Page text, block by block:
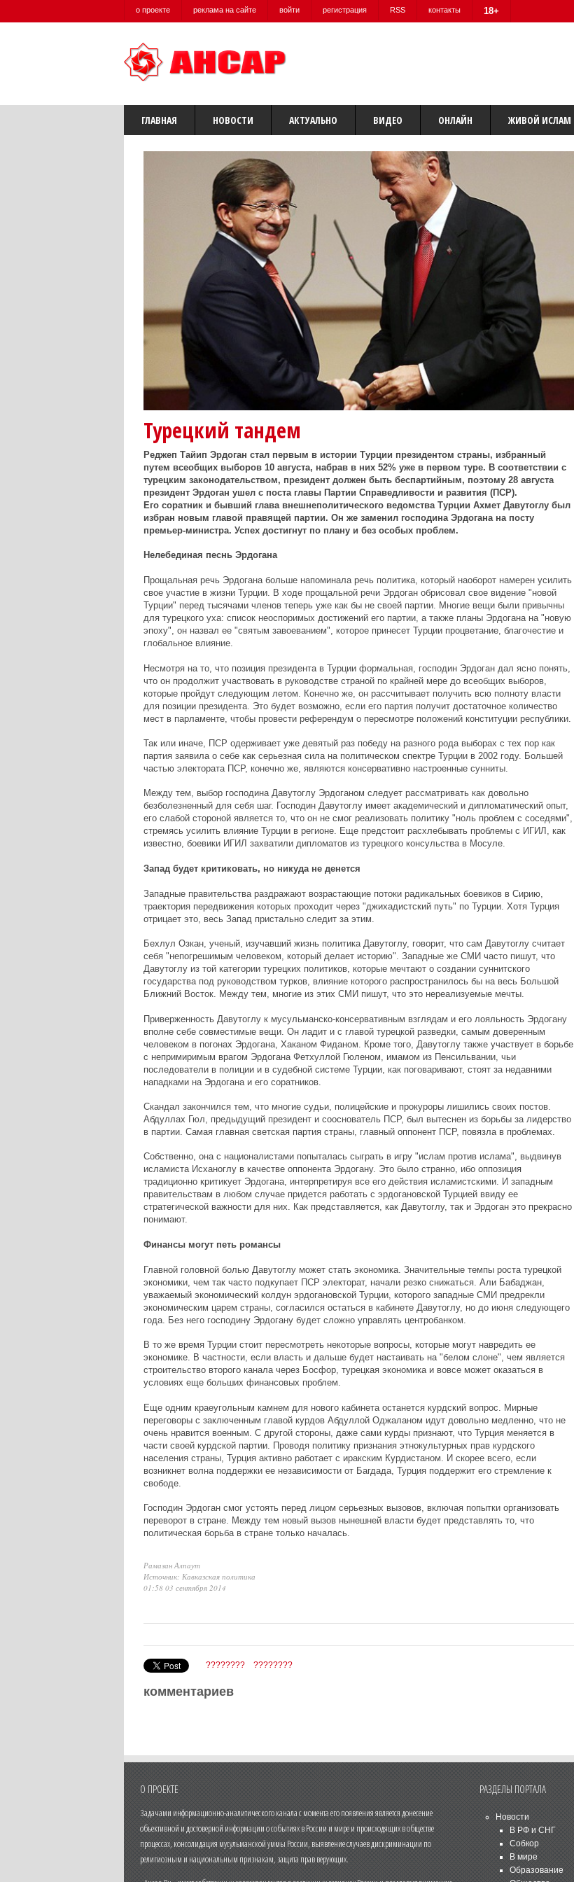
о проекте реклама на сайте войти регистрация RSS контакты 18+
ГЛАВНАЯ НОВОСТИ АКТУАЛЬНО ВИДЕО ОНЛАЙН ЖИВОЙ ИСЛАМ
Турецкий тандем
Реджеп Тайип Эрдоган стал первым в истории Турции президентом страны, избранный
путем всеобщих выборов 10 августа, набрав в них 52% уже в первом туре. В соответствии с
турецким законодательством, президент должен быть беспартийным, поэтому 28 августа
президент Эрдоган ушел с поста главы Партии Справедливости и развития (ПСР).
Его соратник и бывший глава внешнеполитического ведомства Турции Ахмет Давутоглу был
избран новым главой правящей партии. Он же заменил господина Эрдогана на посту
премьер-министра. Успех достигнут по плану и без особых проблем.
Нелебединая песнь Эрдогана
Прощальная речь Эрдогана больше напоминала речь политика, который наоборот намерен усилить
свое участие в жизни Турции. В ходе прощальной речи Эрдоган обрисовал свое видение "новой
Турции" перед тысячами членов теперь уже как бы не своей партии. Многие вещи были привычны
для турецкого уха: список неоспоримых достижений его партии, а также планы Эрдогана на "новую
эпоху", он назвал ее "святым завоеванием", которое принесет Турции процветание, благочестие и
глобальное влияние.
Несмотря на то, что позиция президента в Турции формальная, господин Эрдоган дал ясно понять,
что он продолжит участвовать в руководстве страной по крайней мере до всеобщих выборов,
которые пройдут следующим летом. Конечно же, он рассчитывает получить всю полноту власти
для позиции президента. Это будет возможно, если его партия получит достаточное количество
мест в парламенте, чтобы провести референдум о пересмотре положений конституции республики.
Так или иначе, ПСР одерживает уже девятый раз победу на разного рода выборах с тех пор как
партия заявила о себе как серьезная сила на политическом спектре Турции в 2002 году. Большей
частью электората ПСР, конечно же, являются консервативно настроенные сунниты.
Между тем, выбор господина Давутоглу Эрдоганом следует рассматривать как довольно
безболезненный для себя шаг. Господин Давутоглу имеет академический и дипломатический опыт,
его слабой стороной является то, что он не смог реализовать политику "ноль проблем с соседями",
стремясь усилить влияние Турции в регионе. Еще предстоит расхлебывать проблемы с ИГИЛ, как
известно, боевики ИГИЛ захватили дипломатов из турецкого консульства в Мосуле.
Запад будет критиковать, но никуда не денется
Западные правительства раздражают возрастающие потоки радикальных боевиков в Сирию,
траектория передвижения которых проходит через "джихадистский путь" по Турции. Хотя Турция
отрицает это, весь Запад пристально следит за этим.
Бехлул Озкан, ученый, изучавший жизнь политика Давутоглу, говорит, что сам Давутоглу считает
себя "непогрешимым человеком, который делает историю". Западные же СМИ часто пишут, что
Давутоглу из той категории турецких политиков, которые мечтают о создании суннитского
государства под руководством турков, влияние которого распространилось бы на весь Большой
Ближний Восток. Между тем, многие из этих СМИ пишут, что это нереализуемые мечты.
Приверженность Давутоглу к мусульманско-консервативным взглядам и его лояльность Эрдогану
вполне себе совместимые вещи. Он ладит и с главой турецкой разведки, самым доверенным
человеком в погонах Эрдогана, Хаканом Фиданом. Кроме того, Давутоглу также участвует в борьбе
с непримиримым врагом Эрдогана Фетхуллой Гюленом, имамом из Пенсильвании, чьи
последователи в полиции и в судебной системе Турции, как поговаривают, стоят за недавними
нападками на Эрдогана и его соратников.
Скандал закончился тем, что многие судьи, полицейские и прокуроры лишились своих постов.
Абдуллах Гюл, предыдущий президент и сооснователь ПСР, был вытеснен из борьбы за лидерство
в партии. Самая главная светская партия страны, главный оппонент ПСР, повязла в проблемах.
Собственно, она с националистами попыталась сыграть в игру "ислам против ислама", выдвинув
исламиста Исханоглу в качестве оппонента Эрдогану. Это было странно, ибо оппозиция
традиционно критикует Эрдогана, интерпретируя все его действия исламистскими. И западным
правительствам в любом случае придется работать с эрдогановской Турцией ввиду ее
стратегической важности для них. Как представляется, как Давутоглу, так и Эрдоган это прекрасно
понимают.
Финансы могут петь романсы
Главной головной болью Давутоглу может стать экономика. Значительные темпы роста турецкой
экономики, чем так часто подкупает ПСР электорат, начали резко снижаться. Али Бабаджан,
уважаемый экономический колдун эрдогановской Турции, которого западные СМИ предрекли
экономическим царем страны, согласился остаться в кабинете Давутоглу, но до июня следующего
года. Без него господину Эрдогану будет сложно управлять центробанком.
В то же время Турции стоит пересмотреть некоторые вопросы, которые могут навредить ее
экономике. В частности, если власть и дальше будет настаивать на "белом слоне", чем является
строительство второго канала через Босфор, турецкая экономика и вовсе может оказаться в
условиях еще больших финансовых проблем.
Еще одним краеугольным камнем для нового кабинета останется курдский вопрос. Мирные
переговоры с заключенным главой курдов Абдуллой Оджаланом идут довольно медленно, что не
очень нравится военным. С другой стороны, даже сами курды признают, что Турция меняется в
части своей курдской партии. Проводя политику признания этнокультурных прав курдского
населения страны, Турция активно работает с иракским Курдистаном. И скорее всего, если
возникнет волна поддержки ее независимости от Багдада, Турция поддержит его стремление к
свободе.
Господин Эрдоган смог устоять перед лицом серьезных вызовов, включая попытки организовать
переворот в стране. Между тем новый вызов нынешней власти будет представлять то, что
политическая борьба в стране только началась.
Рамазан Алпаут
Источник: Кавказская политика
01:58 03 сентября 2014
???????? ????????
комментариев
О ПРОЕКТЕ
Задачами информационно-аналитического канала с момента его появления является донесение
объективной и достоверной информации о событиях в России и мире и происходящих в обществе
процессах, консолидация мусульманской уммы России, выявление случаев дискриминации по
религиозным и национальным признакам, защита прав верующих.
РАЗДЕЛЫ ПОРТАЛА
Новости
В РФ и СНГ
Собкор
В мире
Образование